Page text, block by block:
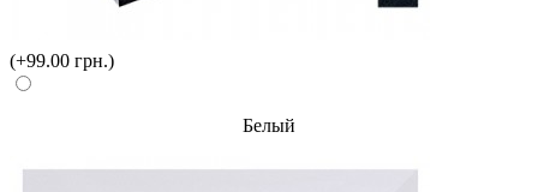
(+99.00 грн.)
Белый